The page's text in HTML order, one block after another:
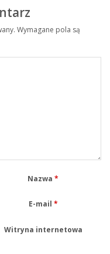
Wymagane pola są
Nazwa*
E-mail *
Witryna internetowa